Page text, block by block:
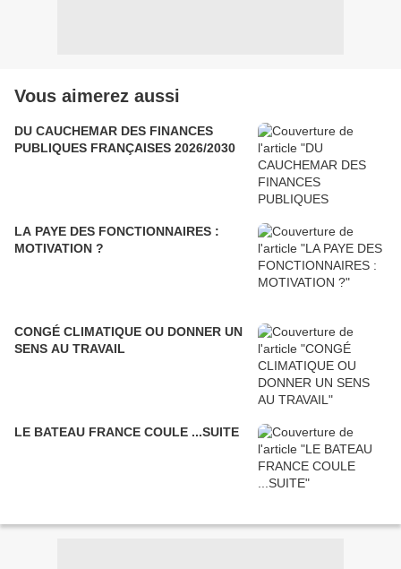
Vous aimerez aussi
DU CAUCHEMAR DES FINANCES
PUBLIQUES FRANÇAISES 2026/2030
LA PAYE DES FONCTIONNAIRES :
MOTIVATION ?
CONGÉ CLIMATIQUE OU DONNER UN
SENS AU TRAVAIL
LE BATEAU FRANCE COULE ...SUITE